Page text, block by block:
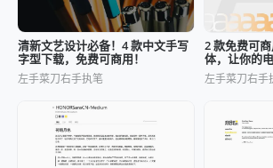
清新文艺设计必备！4 款中文手写
字型下载，免费可商用！
左手菜刀右手执笔
2 款免费可
体，让你的
左手菜刀右手